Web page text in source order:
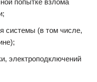
попытке взлома
системы (в том числе,
электроподключений